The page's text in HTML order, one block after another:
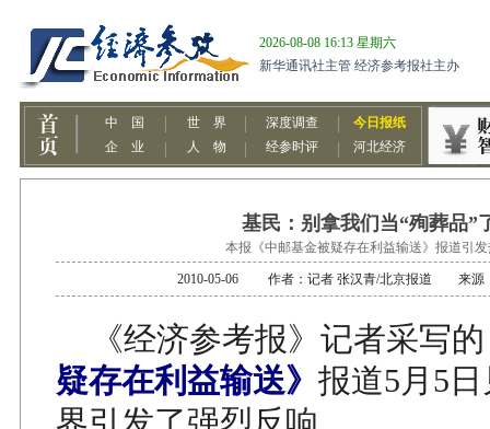
基民：别拿我们当“殉葬品”
本报《中邮基金被疑存在利益输送》报道引
2010-05-06 作者：记者 张汉青/北京报道 来源
《经济参考报》记者采写的
疑存在利益输送》 报道5月5